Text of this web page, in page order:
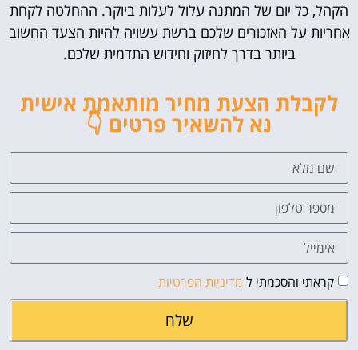
הקהל, כל יום של המתנה עלול לעלות ביוקר. ההחלטה לקחת
אחריות על האזכורים שלכם ברשת עשויה להיות הצעד החשוב
ביותר בדרך לחיזוק וחידוש התדמית שלכם.
לקבלת הצעת מחיר מותאמת אישית
נא להשאיר פרטים 👇
קראתי והסכמתי ל מדיניות הפרטיות
שלח